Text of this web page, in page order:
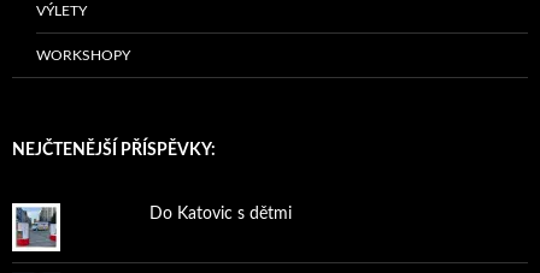
VÝLETY
WORKSHOPY
NEJČTENĚJŠÍ PŘÍSPĚVKY:
Do Katovic s dětmi